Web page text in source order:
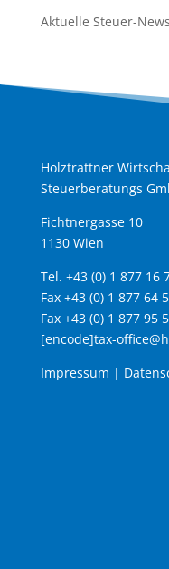
Aktuelle Steuer-News
Holztrattner
Steuerberatungs
Fichtnergasse 10
1130 Wien
Tel. +43 (0) 1 877 16
Fax +43 (0) 1 877
Fax +43 (0) 1 877 95
[encode]tax-
Impressum |